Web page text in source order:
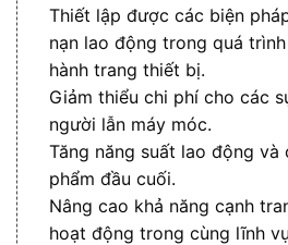
Thiết lập được các biện
nạn lao động trong quá
hành trang thiết bị.
Giảm thiểu chi phí cho các
người lẫn máy móc.
Tăng năng suất lao động và
phẩm đầu cuối.
Nâng cao khả năng cạnh
hoạt động trong cùng lĩnh